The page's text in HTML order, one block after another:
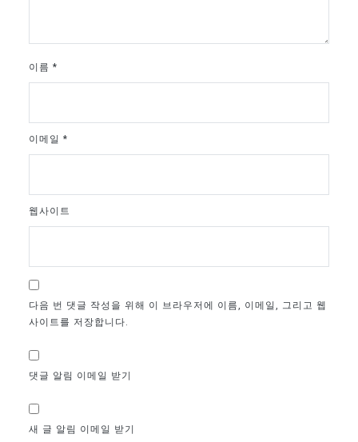
이름 *
이메일 *
웹사이트
다음 번 댓글 작성을 위해 이 브라우저에 이름, 이메일, 그리고 웹
사이트를 저장합니다.
댓글 알림 이메일 받기
새 글 알림 이메일 받기